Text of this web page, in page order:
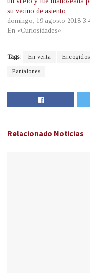
su vecino de asiento
domingo, 19 agosto 2018
En «Curiosidades»
Tags: En venta Encogidos
Pantalones
Relacionado Noticias